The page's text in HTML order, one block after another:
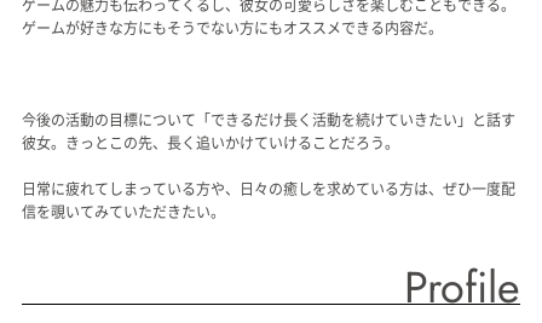
ゲームが好きな方にもそうでない方にもオススメできる内容だ。
今後の活動の目標について「できるだけ長く活動を続けていきたい」と話す
彼女。きっとこの先、長く追いかけていけることだろう。
日常に疲れてしまっている方や、日々の癒しを求めている方は、ぜひ一度配
信を覗いてみていただきたい。
Profile